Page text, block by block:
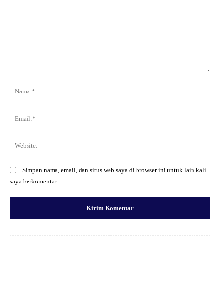
Simpan nama, email, dan situs web saya di browser ini untuk lain kali
saya berkomentar.